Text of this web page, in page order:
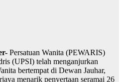
Persatuan Wanita (PEWARIS)
(UPSI) telah menganjurkan
bertempat di Dewan Jauhar,
menarik penyertaan seramai 26